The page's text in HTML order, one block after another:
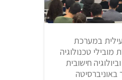
במערכת
מובילי טכנולוגיה
חישובית
באוניברסיטה